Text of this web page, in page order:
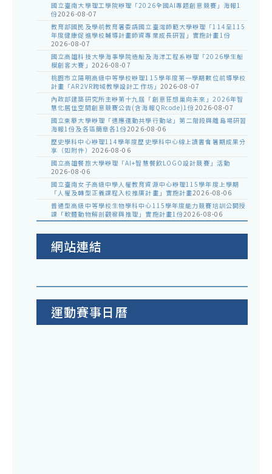
國立臺南大學理工學院辦理「2026全國AI專題創意競賽」海報1
份2026-08-07
教育部國民及學前教育署委請國立臺灣師範大學辦理「114至115
年度健康促進學校輔導計畫師資專業成長研習」實施計畫1份
2026-08-07
國立高雄科技大學海事學院造船及海洋工程系辦理「2026學生船
模創客大賽」 2026-08-07
桃園市立陽明高級中等學校辦理115學年度第一學期數位前導學校
計畫「AR2VR跨域教學設計工作坊」 2026-08-07
內政部建築研究所主辦第十九屆「創意狂想巢向未來」2026年智
慧化居住空間創意競賽公告(含海報QRcode)1份2026-08-07
國立東華大學辦理「適應運動共學行動站」第二階段與離島場研習
海報1份及各區簡章各1份2026-08-06
歷史學科中心辦理114學年度歷史學科中心線上讀書會暑期成果分
享（如附件） 2026-08-06
國立高雄餐旅大學辦理「AI+智慧餐飲LOGO設計競賽」活動
2026-08-06
國立臺南女子高級中學人權教育資源中心辦理115學年度上學期
「人權及轉型正義課程入校推廣計畫」實施計畫2026-08-06
普通型高級中等學校生物學科中心115學年度能力競賽培訓公開授
課「軟體動物解剖觀察與推理」實施計畫1份2026-08-06
網站連結
運動賽事日曆